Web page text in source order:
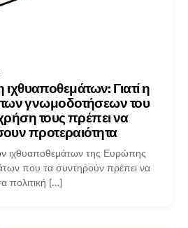
Γιατί η
γνωμοδοτήσεων του
τους πρέπει να
προτεραιότητα
ιχθυαποθεμάτων της Ευρώπης
που τα συντηρούν πρέπει να
πολιτική [...]